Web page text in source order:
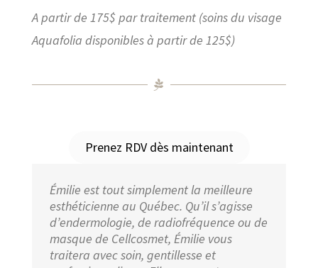
A partir de 175$ par traitement (soins du visage
Aquafolia disponibles à partir de 125$)
Prenez RDV dès maintenant
Émilie est tout simplement la meilleure
esthéticienne au Québec. Qu’il s’agisse
d’endermologie, de radiofréquence ou de
masque de Cellcosmet, Émilie vous
traitera avec soin, gentillesse et